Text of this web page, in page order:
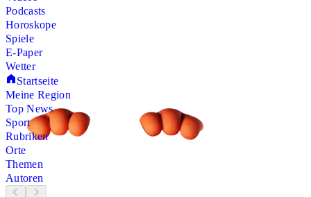
Podcasts
Horoskope
Spiele
E-Paper
Wetter
Startseite
Meine Region
Top News
Sport
Rubriken
Orte
Themen
Autoren